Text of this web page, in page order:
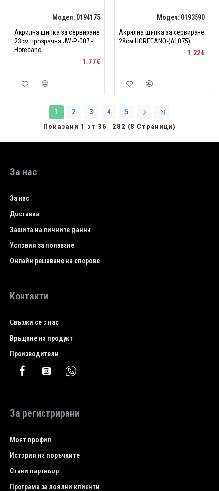
Модел: 0194175
Акрилна щипка за сервиране
23см прозрачна JW-P-007 -
Horecano
1.77€
Модел: 0193590
Акрилна щипка за сервиране
28см HORECANO-(A1075)
1.22€
1 2 3 4
5
Показани 1 от 36 | 282 (8 Страници)
За нас
За нас
Доставка
Защита на личните данни
Условия за ползване
Онлайн решаване на спорове
Контакти
Свържи се с нас
Връщане на продукт
Производители
За регистрирани
Моят профил
История на поръчките
Стани партньор
Програма за лоялни клиенти